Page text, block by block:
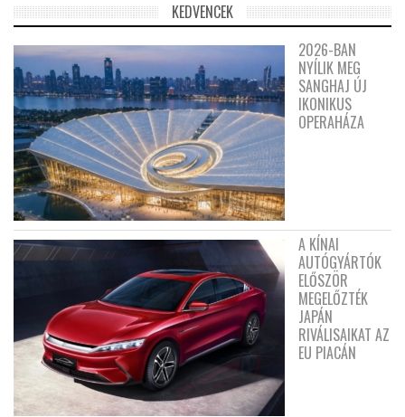
KEDVENCEK
2026-BAN
NYÍLIK MEG
SANGHAJ ÚJ
IKONIKUS
OPERAHÁZA
A KÍNAI
AUTÓGYÁRTÓK
ELŐSZÖR
MEGELŐZTÉK
JAPÁN
RIVÁLISAIKAT AZ
EU PIACÁN